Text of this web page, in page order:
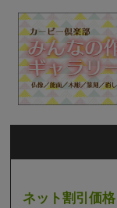
ネット割引価格